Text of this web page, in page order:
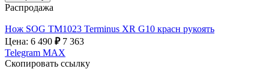
Распродажа
Нож SOG TM1023 Terminus XR G10 красн рукоять
Цена: 6 490 ₽ 7 363
Telegram MAX
Скопировать ссылку